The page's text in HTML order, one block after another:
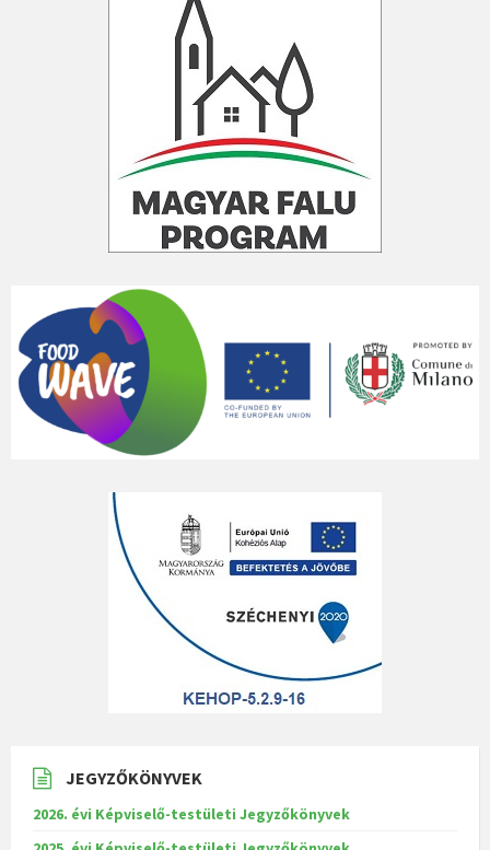
JEGYZŐKÖNYVEK
2026. évi Képviselő-testületi Jegyzőkönyvek